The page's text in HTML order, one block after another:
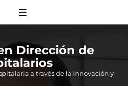
☰
Dirección de
a través de la innovación y